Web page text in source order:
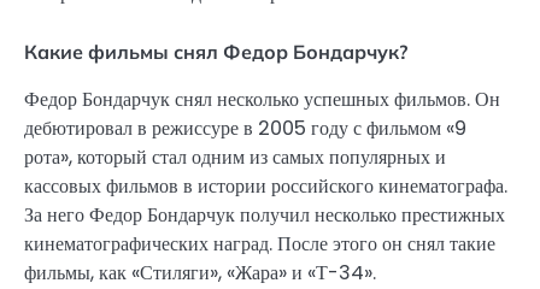
Какие фильмы снял Федор Бондарчук?
Федор Бондарчук снял несколько успешных фильмов. Он
дебютировал в режиссуре в 2005 году с фильмом «9
рота», который стал одним из самых популярных и
кассовых фильмов в истории российского кинематографа.
За него Федор Бондарчук получил несколько престижных
кинематографических наград. После этого он снял такие
фильмы, как «Стиляги», «Жара» и «Т-34».